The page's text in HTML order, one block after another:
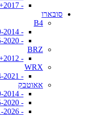
- 2017+
סובארו
B4
- 2009-2014
- 2015-2020
BRZ
- 2012+
WRX
- 2014-2021
אאוטבק
- 2009-2014
- 2015-2020
- 2021-2026